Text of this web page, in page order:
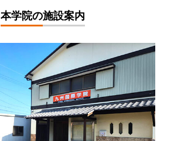
本学院の施設案内